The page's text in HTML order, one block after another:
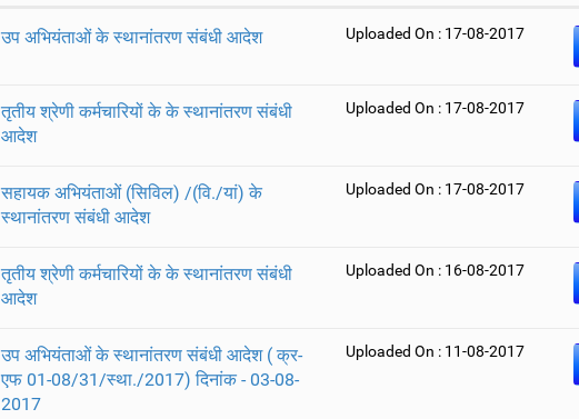
उप अभियंताओं के स्थानांतरण संबंधी आदेश Uploaded On : 17-08-2017
तृतीय श्रेणी कर्मचारियों के के स्थानांतरण संबंधी
आदेश
Uploaded On : 17-08-2017
सहायक अभियंताओं (सिविल) /(वि./यां) के
स्थानांतरण संबंधी आदेश
Uploaded On : 17-08-2017
तृतीय श्रेणी कर्मचारियों के के स्थानांतरण संबंधी
आदेश
Uploaded On : 16-08-2017
उप अभियंताओं के स्थानांतरण संबंधी आदेश ( क्र-
एफ 01-08/31/स्था./2017) दिनांक - 03-08-
2017
Uploaded On : 11-08-2017